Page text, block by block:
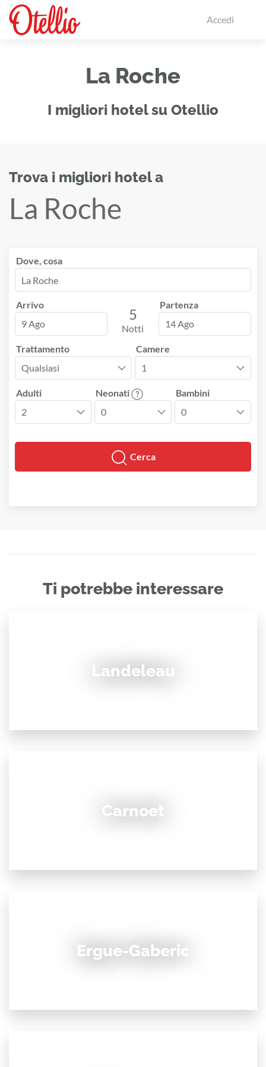
Accedi
La Roche
I migliori hotel su Otellio
Trova i migliori hotel a
La Roche
Dove, cosa
Arrivo
9 Ago
5
Notti
Partenza
14 Ago
Trattamento Camere
Adulti Neonati Bambini
Cerca
Ti potrebbe interessare
Landeleau
Carnoet
Ergue-Gaberic